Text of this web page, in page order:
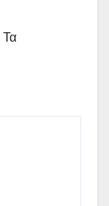
Τα